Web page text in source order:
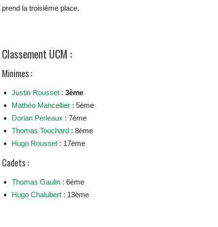
prend la troisième place.
Classement UCM :
Minimes :
Justin Rousset :3ème
Mathéo Mancellier : 5ème
Dorian Perleaux : 7ème
Thomas Touchard : 8ème
Hugo Rousset : 17ème
Cadets :
Thomas Gaulin : 6ème
Hugo Chalubert : 13ème